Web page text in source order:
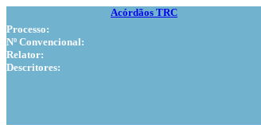
Acórdãos TRC
Processo:
Nº Convencional:
Relator:
Descritores: